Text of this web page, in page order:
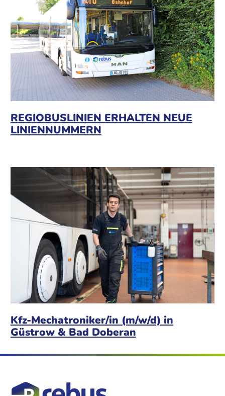
REGIOBUSLINIEN ERHALTEN NEUE
LINIENNUMMERN
Kfz-Mechatroniker/in (m/w/d) in
Güstrow & Bad Doberan